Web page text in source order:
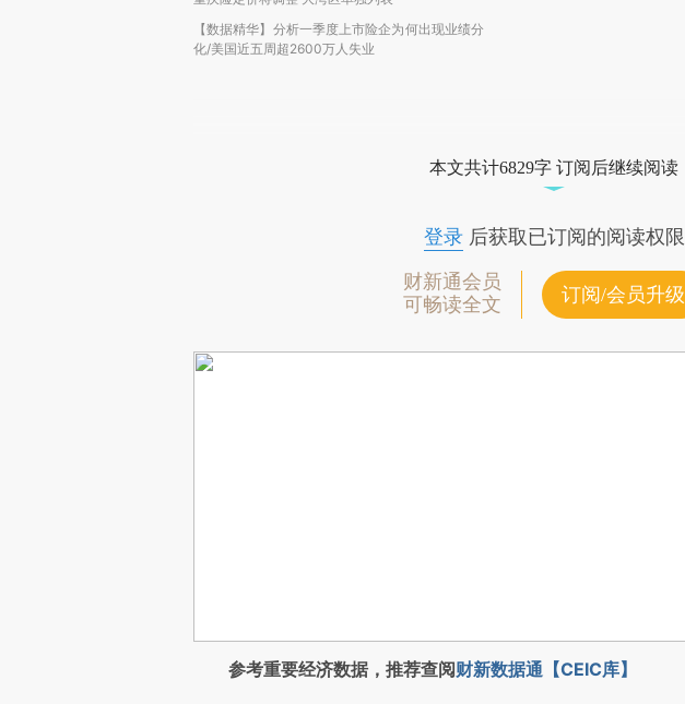
【数据精华】分析一季度上市险企为何出现业绩分
化/美国近五周超2600万人失业
本文共计6829字 订阅后继续阅读
登录后获取已订阅的阅读权限
财新通会员
可畅读全文
订阅/会员升级
参考重要经济数据，推荐查阅财新数据通【CEIC库】